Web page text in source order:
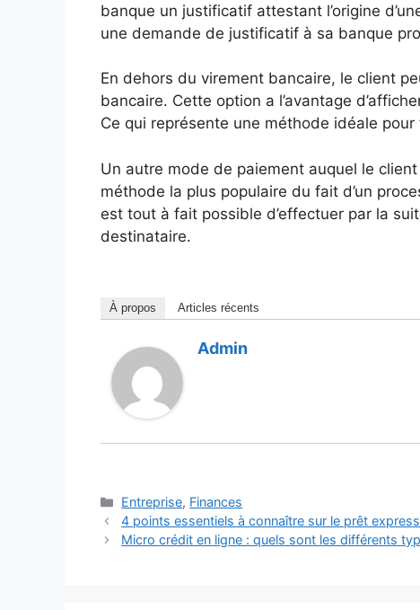
banque un justificatif attestant l’origine
une demande de justificatif à sa banque
En dehors du virement bancaire, le client
bancaire. Cette option a l’avantage
Ce qui représente une méthode idéale
Un autre mode de paiement auquel le client
méthode la plus populaire du fait d’un
est tout à fait possible d’effectuer par la
destinataire.
À propos Articles récents
Admin
Catégories
Entreprise, Finances
4 points essentiels à connaître sur le prêt
Micro crédit en ligne : quels sont les différents